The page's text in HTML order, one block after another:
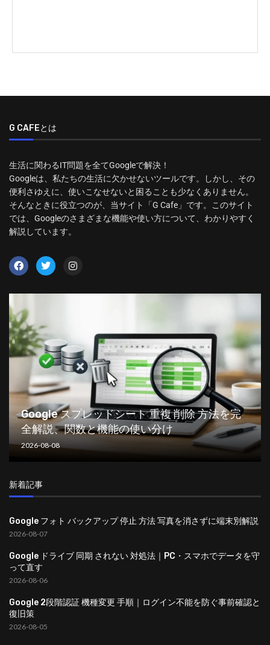
G CAFEとは
生活に関わるIT問題を全てGoogleで解決！
Googleは、私たちの生活に欠かせないツールです。しかし、その
便利さゆえに、使いこなせないと困ることも少なくありません。
そんなときに役立つのが、当サイト「G Cafe」です。このサイト
では、Googleのさまざまな機能や使い方について、わかりやすく
解説しています。
Google スプレッドシート 重複 削除 方法を完
全解説、関数と機能の使い分け
2026-08-08
新着記事
Google フォト バックアップ 停止 方法 写真を消さずに端末別解説
2026-08-07
Google ドライブ 同期 されない 対処法｜PC・スマホでデータを守
って直す
2026-08-06
Google 2段階認証 機種変更 手順｜ログイン不能を防ぐ事前確認と
復旧策
2026-08-05